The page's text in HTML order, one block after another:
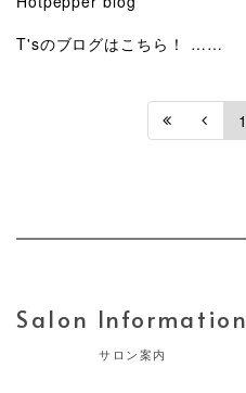
T'sのブログはこちら！ ……
1
Salon Information
サロン案内